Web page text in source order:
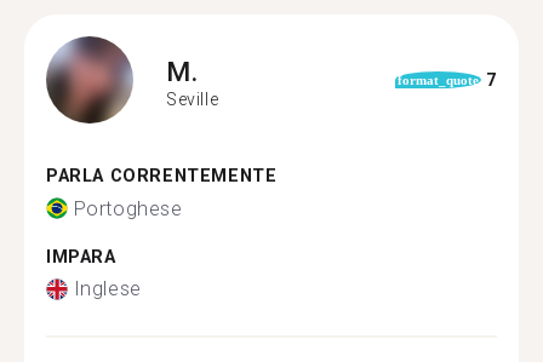
M.
Seville
format_quote 7
PARLA CORRENTEMENTE
Portoghese
IMPARA
Inglese